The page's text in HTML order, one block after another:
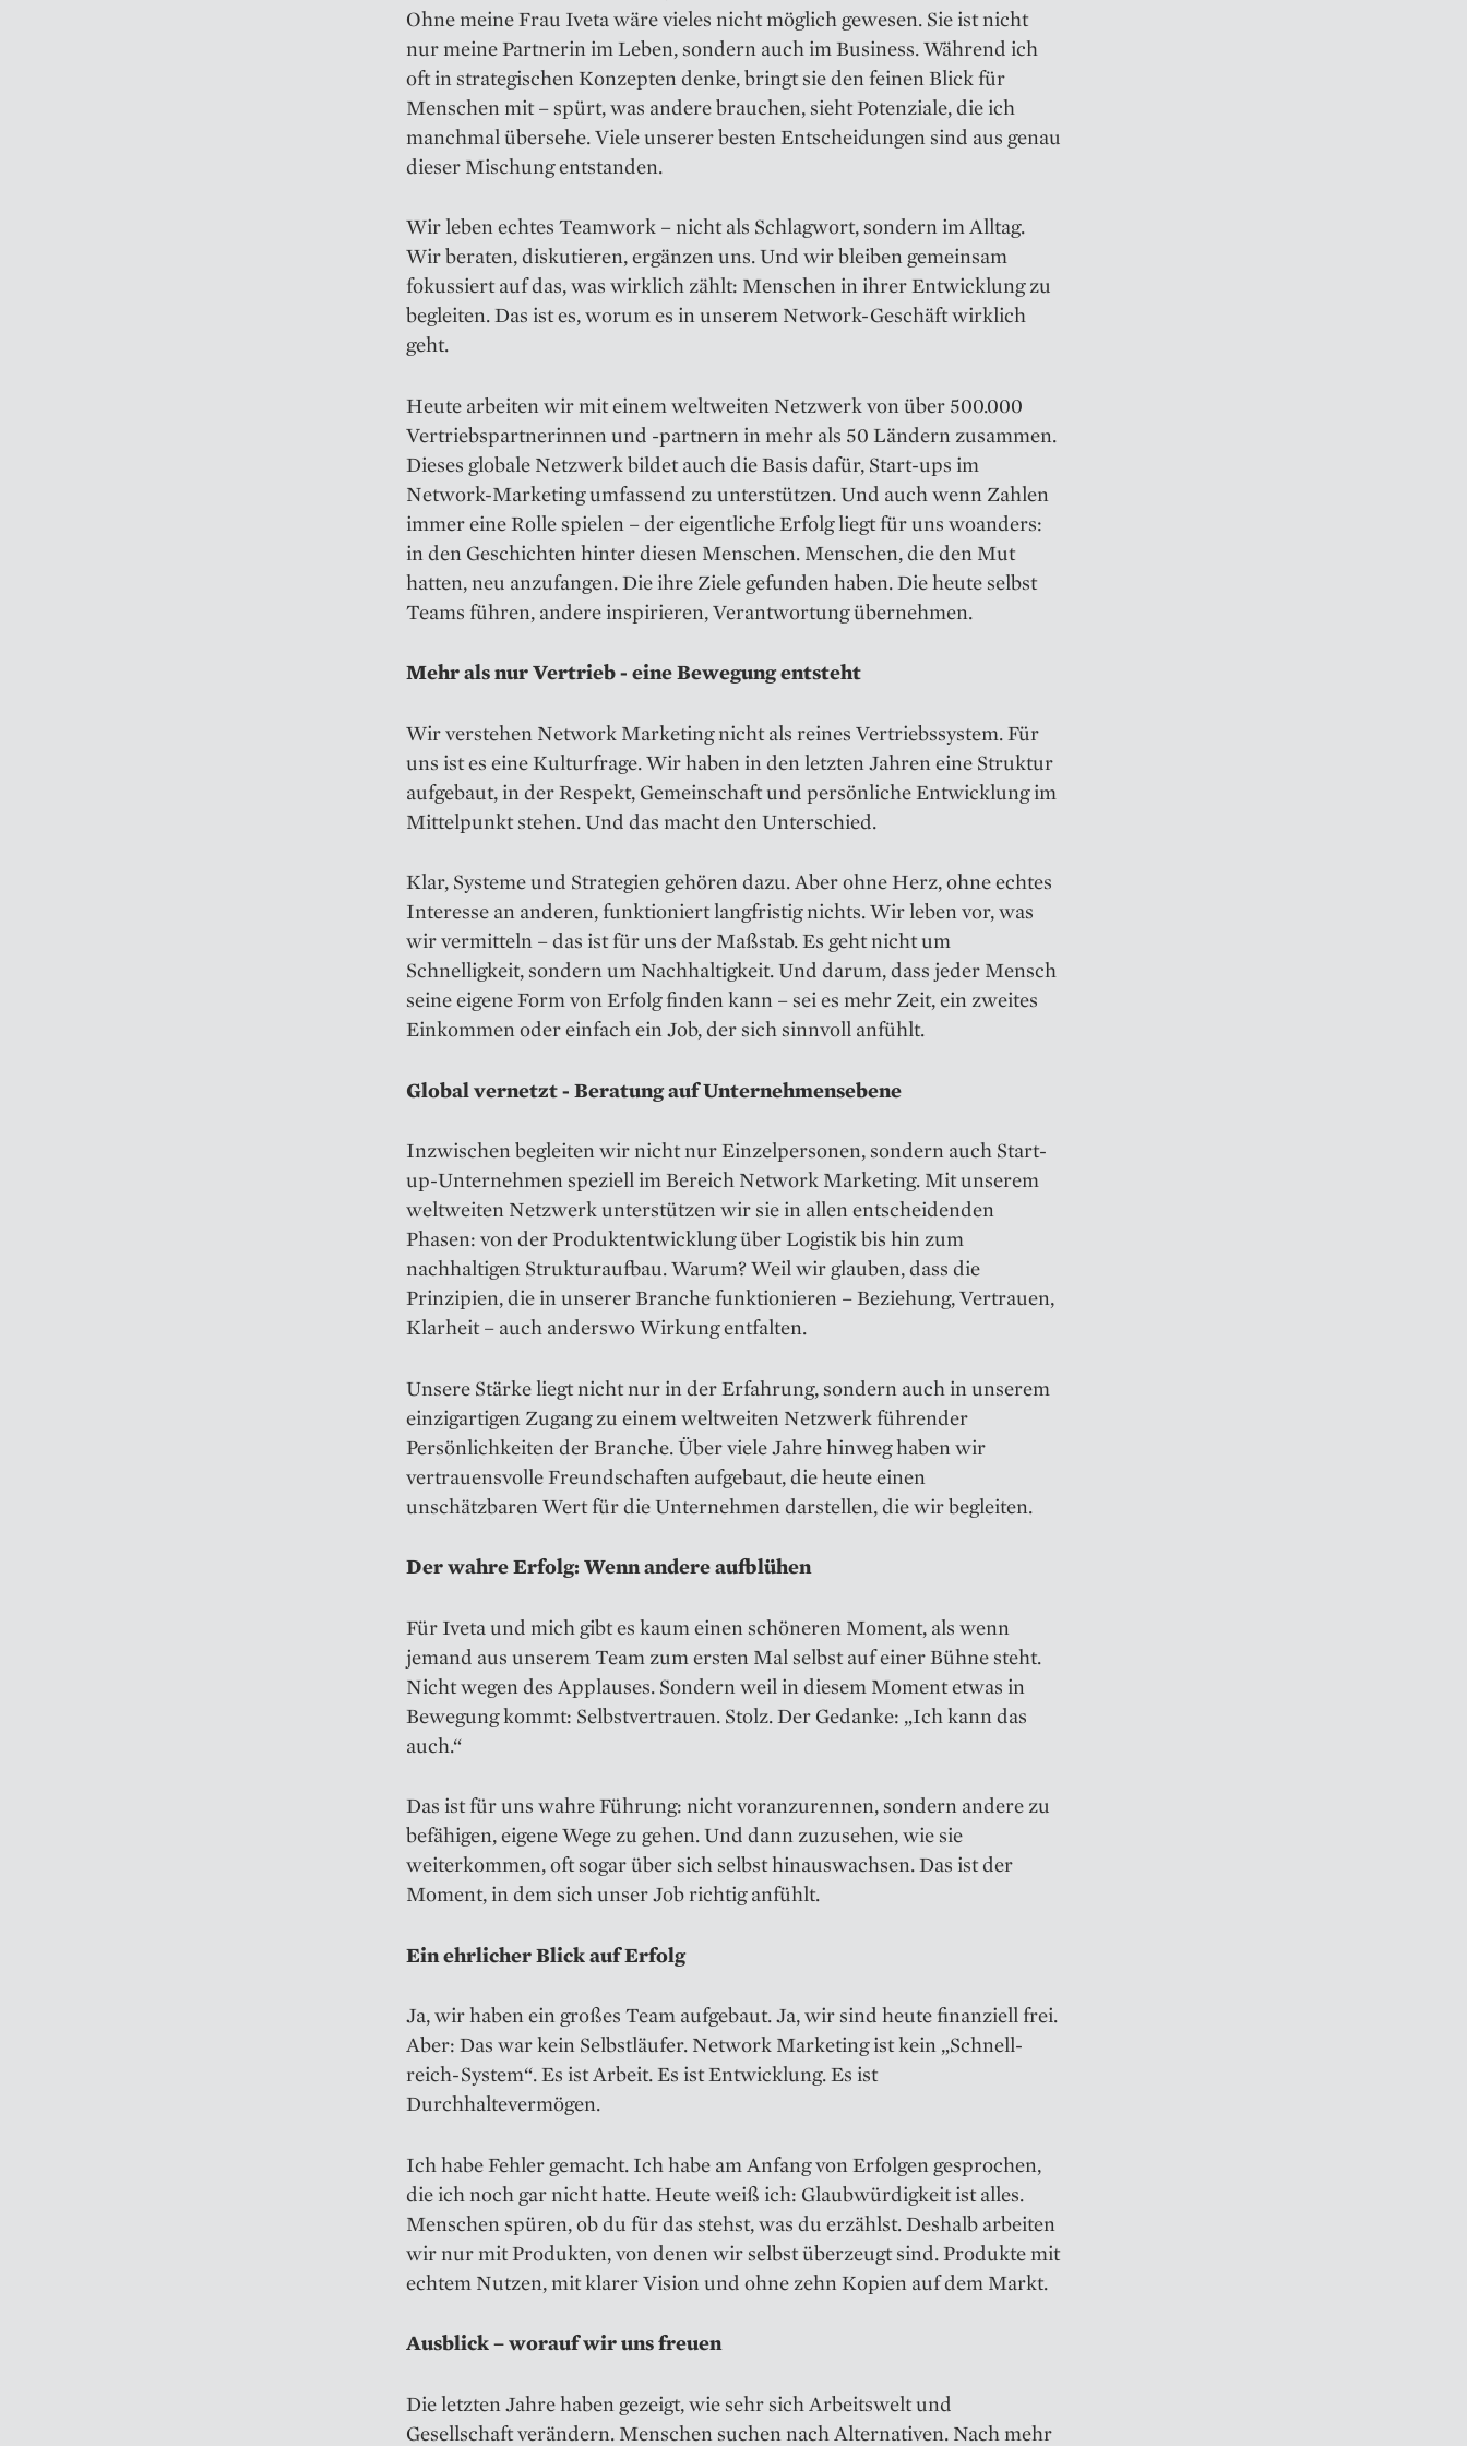
Ohne meine Frau Iveta wäre vieles nicht möglich gewesen. Sie ist nicht
nur meine Partnerin im Leben, sondern auch im Business. Während ich
oft in strategischen Konzepten denke, bringt sie den feinen Blick für
Menschen mit – spürt, was andere brauchen, sieht Potenziale, die ich
manchmal übersehe. Viele unserer besten Entscheidungen sind aus genau
dieser Mischung entstanden.
Wir leben echtes Teamwork – nicht als Schlagwort, sondern im Alltag.
Wir beraten, diskutieren, ergänzen uns. Und wir bleiben gemeinsam
fokussiert auf das, was wirklich zählt: Menschen in ihrer Entwicklung zu
begleiten. Das ist es, worum es in unserem Network-Geschäft wirklich
geht.
Heute arbeiten wir mit einem weltweiten Netzwerk von über 500.000
Vertriebspartnerinnen und -partnern in mehr als 50 Ländern zusammen.
Dieses globale Netzwerk bildet auch die Basis dafür, Start-ups im
Network-Marketing umfassend zu unterstützen. Und auch wenn Zahlen
immer eine Rolle spielen – der eigentliche Erfolg liegt für uns woanders:
in den Geschichten hinter diesen Menschen. Menschen, die den Mut
hatten, neu anzufangen. Die ihre Ziele gefunden haben. Die heute selbst
Teams führen, andere inspirieren, Verantwortung übernehmen.
Mehr als nur Vertrieb - eine Bewegung entsteht
Wir verstehen Network Marketing nicht als reines Vertriebssystem. Für
uns ist es eine Kulturfrage. Wir haben in den letzten Jahren eine Struktur
aufgebaut, in der Respekt, Gemeinschaft und persönliche Entwicklung im
Mittelpunkt stehen. Und das macht den Unterschied.
Klar, Systeme und Strategien gehören dazu. Aber ohne Herz, ohne echtes
Interesse an anderen, funktioniert langfristig nichts. Wir leben vor, was
wir vermitteln – das ist für uns der Maßstab. Es geht nicht um
Schnelligkeit, sondern um Nachhaltigkeit. Und darum, dass jeder Mensch
seine eigene Form von Erfolg finden kann – sei es mehr Zeit, ein zweites
Einkommen oder einfach ein Job, der sich sinnvoll anfühlt.
Global vernetzt - Beratung auf Unternehmensebene
Inzwischen begleiten wir nicht nur Einzelpersonen, sondern auch Start-
up-Unternehmen speziell im Bereich Network Marketing. Mit unserem
weltweiten Netzwerk unterstützen wir sie in allen entscheidenden
Phasen: von der Produktentwicklung über Logistik bis hin zum
nachhaltigen Strukturaufbau. Warum? Weil wir glauben, dass die
Prinzipien, die in unserer Branche funktionieren – Beziehung, Vertrauen,
Klarheit – auch anderswo Wirkung entfalten.
Unsere Stärke liegt nicht nur in der Erfahrung, sondern auch in unserem
einzigartigen Zugang zu einem weltweiten Netzwerk führender
Persönlichkeiten der Branche. Über viele Jahre hinweg haben wir
vertrauensvolle Freundschaften aufgebaut, die heute einen
unschätzbaren Wert für die Unternehmen darstellen, die wir begleiten.
Der wahre Erfolg: Wenn andere aufblühen
Für Iveta und mich gibt es kaum einen schöneren Moment, als wenn
jemand aus unserem Team zum ersten Mal selbst auf einer Bühne steht.
Nicht wegen des Applauses. Sondern weil in diesem Moment etwas in
Bewegung kommt: Selbstvertrauen. Stolz. Der Gedanke: „Ich kann das
auch.“
Das ist für uns wahre Führung: nicht voranzurennen, sondern andere zu
befähigen, eigene Wege zu gehen. Und dann zuzusehen, wie sie
weiterkommen, oft sogar über sich selbst hinauswachsen. Das ist der
Moment, in dem sich unser Job richtig anfühlt.
Ein ehrlicher Blick auf Erfolg
Ja, wir haben ein großes Team aufgebaut. Ja, wir sind heute finanziell frei.
Aber: Das war kein Selbstläufer. Network Marketing ist kein „Schnell-
reich-System“. Es ist Arbeit. Es ist Entwicklung. Es ist
Durchhaltevermögen.
Ich habe Fehler gemacht. Ich habe am Anfang von Erfolgen gesprochen,
die ich noch gar nicht hatte. Heute weiß ich: Glaubwürdigkeit ist alles.
Menschen spüren, ob du für das stehst, was du erzählst. Deshalb arbeiten
wir nur mit Produkten, von denen wir selbst überzeugt sind. Produkte mit
echtem Nutzen, mit klarer Vision und ohne zehn Kopien auf dem Markt.
Ausblick – worauf wir uns freuen
Die letzten Jahre haben gezeigt, wie sehr sich Arbeitswelt und
Gesellschaft verändern. Menschen suchen nach Alternativen. Nach mehr